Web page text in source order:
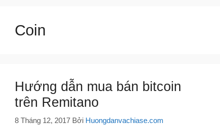
Coin
Hướng dẫn mua bán bitcoin
trên Remitano
8 Tháng 12, 2017 Bởi Huongdanvachiase.com